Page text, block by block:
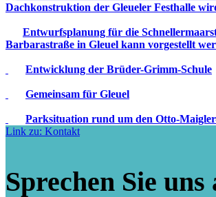
Dachkonstruktion der Gleueler Festhalle
Entwurfsplanung für die
Barbarastraße in Gleuel kann vorgestellt
Entwicklung der Brüder-Grimm-Schule
Gemeinsam für Gleuel
Parksituation rund um den Otto-
Link zu: Kontakt
Sprechen Sie uns